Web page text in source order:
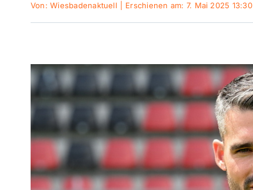
Von:Wiesbadenaktuell Erschienen am: 7. Mai 2025 13:30